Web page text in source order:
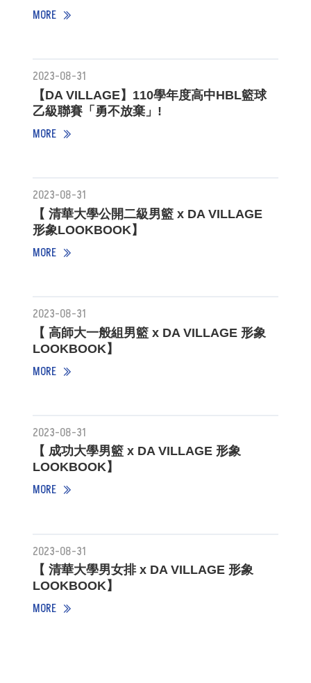
MORE
2023-08-31
【DA VILLAGE】110學年度高中HBL籃球
乙級聯賽「勇不放棄」!
MORE
2023-08-31
【 清華大學公開二級男籃 x DA VILLAGE
形象LOOKBOOK】
MORE
2023-08-31
【 高師大一般組男籃 x DA VILLAGE 形象
LOOKBOOK】
MORE
2023-08-31
【 成功大學男籃 x DA VILLAGE 形象
LOOKBOOK】
MORE
2023-08-31
【 清華大學男女排 x DA VILLAGE 形象
LOOKBOOK】
MORE